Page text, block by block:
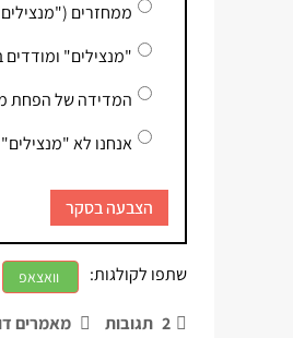
ממחזרים
"מנצילים"
המדידה של הפחת
אנחנו לא
הצבעה בסקר
שתפו לקולגות: וואצאפ
2 תגובות מאמרים